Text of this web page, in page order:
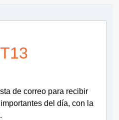
de correo para recibir
del día, con la